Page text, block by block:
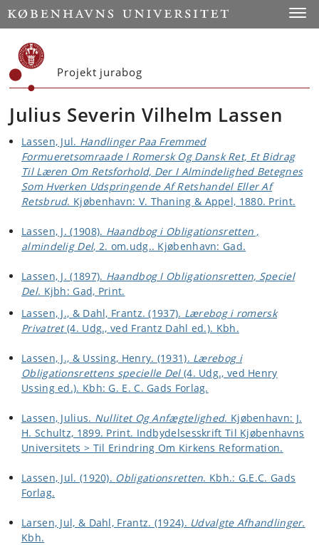
Start
Projekt jurabog
Julius Severin Vilhelm Lassen
Lassen, Jul. Handlinger Paa Fremmed
Formueretsomraade I Romersk Og Dansk Ret, Et Bidrag
Til Læren Om Retsforhold, Der I Almindelighed Betegnes
Som Hverken Udspringende Af Retshandel Eller Af
Retsbrud. Kjøbenhavn: V. Thaning & Appel, 1880. Print.
Lassen, J. (1908). Haandbog i Obligationsretten ,
almindelig Del, 2. om.udg.. Kjøbenhavn: Gad.
Lassen, J. (1897). Haandbog I Obligationsretten, Speciel
Del. Kjbh: Gad, Print.
Lassen, J., & Dahl, Frantz. (1937). Lærebog i romersk
Privatret(4. Udg., ved Frantz Dahl ed.). Kbh.
Lassen, J., & Ussing, Henry. (1931). Lærebog i
Obligationsrettens specielle Del(4. Udg., ved Henry
Ussing ed.). Kbh: G. E. C. Gads Forlag.
Lassen, Julius. Nullitet Og Anfægtelighed. Kjøbenhavn: J.
H. Schultz, 1899. Print. Indbydelsesskrift Til Kjøbenhavns
Universitets > Til Erindring Om Kirkens Reformation.
Lassen, Jul. (1920). Obligationsretten. Kbh.: G.E.C. Gads
Forlag.
Larsen, Jul, & Dahl, Frantz. (1924). Udvalgte Afhandlinger.
Kbh.